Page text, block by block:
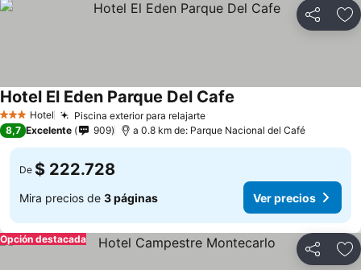
Compartir
3 Estrellas
Hotel Piscina exterior para relajarte
Hotel El Eden Parque Del Cafe
8,7 Excelente 909 a 0.8 km de: Parque Nacional del Café
De $ 222.728
Mira precios de 3 páginas Ver precios
Compartir
Opción destacada